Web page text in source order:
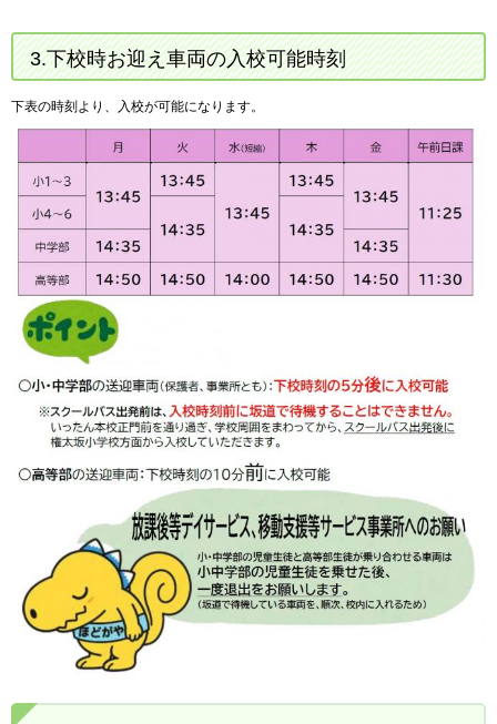
3.下校時お迎え車両の入校可能時刻
下表の時刻より、入校が可能になります。